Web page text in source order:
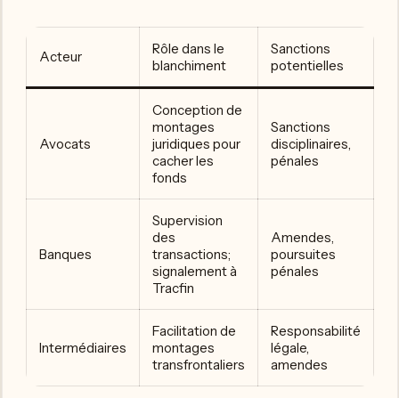
Acteur
Rôle dans le
blanchiment
Sanctions
potentielles
Avocats
Conception de
montages
juridiques pour
cacher les
fonds
Sanctions
disciplinaires,
pénales
Banques
Supervision
des
transactions;
signalement à
Tracfin
Amendes,
poursuites
pénales
Intermédiaires
Facilitation de
montages
transfrontaliers
Responsabilité
légale,
amendes